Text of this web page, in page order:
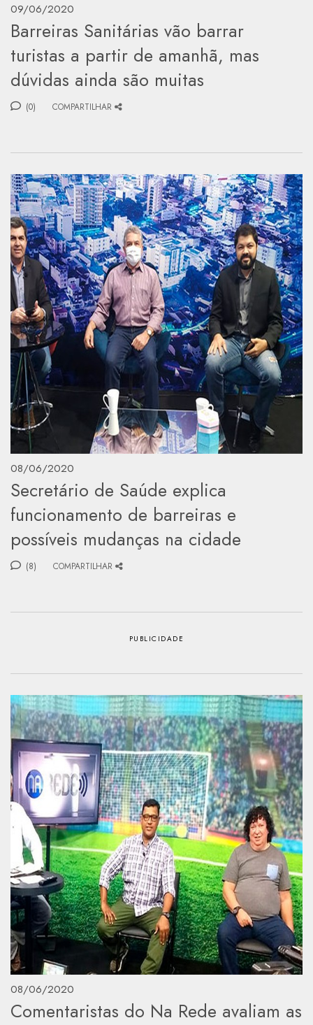
09/06/2020
Barreiras Sanitárias vão barrar
turistas a partir de amanhã, mas
dúvidas ainda são muitas
(0) COMPARTILHAR
08/06/2020
Secretário de Saúde explica
funcionamento de barreiras e
possíveis mudanças na cidade
(8) COMPARTILHAR
08/06/2020
Comentaristas do Na Rede avaliam as